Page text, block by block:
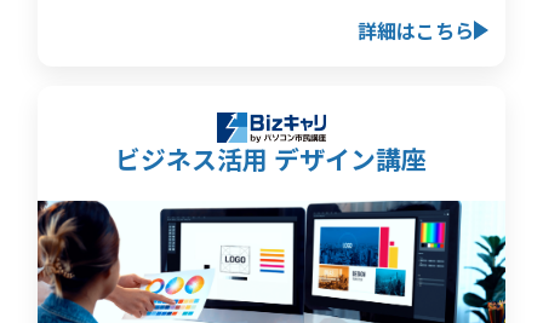
詳細はこちら
ビジネス活用 デザイン講座